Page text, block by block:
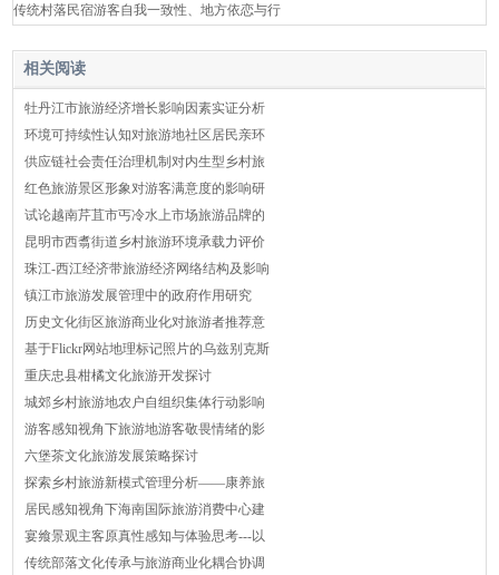
传统村落民宿游客自我一致性、地方依恋与行
相关阅读
牡丹江市旅游经济增长影响因素实证分析
环境可持续性认知对旅游地社区居民亲环
供应链社会责任治理机制对内生型乡村旅
红色旅游景区形象对游客满意度的影响研
试论越南芹苴市丐冷水上市场旅游品牌的
昆明市西翥街道乡村旅游环境承载力评价
珠江-西江经济带旅游经济网络结构及影响
镇江市旅游发展管理中的政府作用研究
历史文化街区旅游商业化对旅游者推荐意
基于Flickr网站地理标记照片的乌兹别克斯
重庆忠县柑橘文化旅游开发探讨
城郊乡村旅游地农户自组织集体行动影响
游客感知视角下旅游地游客敬畏情绪的影
六堡茶文化旅游发展策略探讨
探索乡村旅游新模式管理分析——康养旅
居民感知视角下海南国际旅游消费中心建
宴飨景观主客原真性感知与体验思考---以
传统部落文化传承与旅游商业化耦合协调